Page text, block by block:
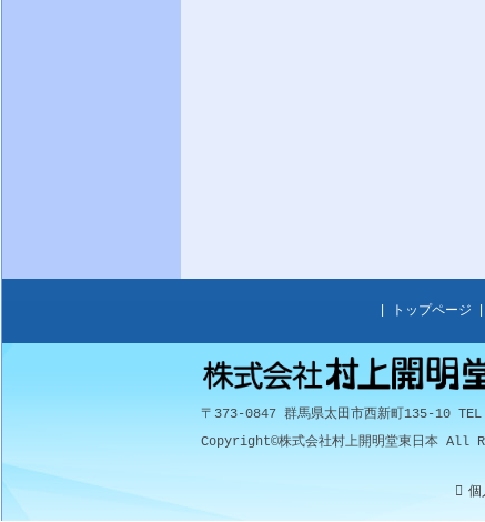
トップページ
〒373-0847 群馬県太田市西新町135-10
Copyright©株式会社村上開明堂東日本 All
個